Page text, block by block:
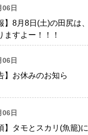
日
】8月8日(土)の田尻は、
ますよー！！！
日
】お休みのお知ら
日
】タモとスカリ(魚籠)に